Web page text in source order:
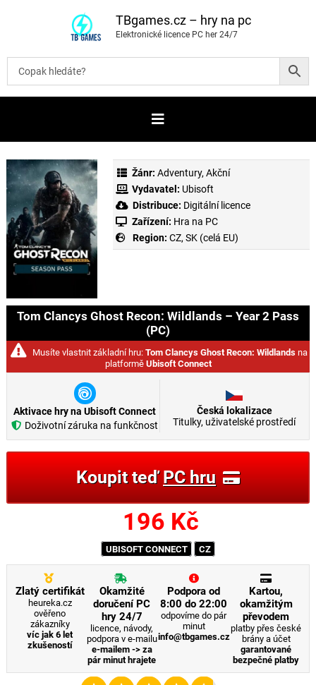
t
b
TBgames.cz – hry na pc
Elektronické licence PC her 24/7
Žánr: Adventury, Akční
Vydavatel: Ubisoft
Distribuce: Digitální licence
Zařízení: Hra na PC
Region: CZ, SK (celá EU)
Tom Clancys Ghost Recon: Wildlands – Year 2 Pass
(PC)
Musíte vlastnit základní hru: Tom Clancys Ghost Recon: Wildlandsna
platformě Ubisoft Connect
Aktivace hry na Ubisoft Connect
Doživotní záruka na funkčnost
Česká lokalizace
Titulky, uživatelské prostředí
Koupit teďPC hru
196 Kč
UBISOFT CONNECT CZ
Zlatý certifikát
heureka.cz
ověřeno
zákazníky
víc jak 6 let
zkušeností
Okamžité
doručení PC
hry 24/7
licence, návody,
podpora v e-mailu
e-mailem -> za
pár minut hrajete
Podpora od
8:00 do 22:00
odpovíme do pár
minut
info@tbgames.cz
Kartou,
okamžitým
převodem
platby přes české
brány a účet
garantované
bezpečné platby